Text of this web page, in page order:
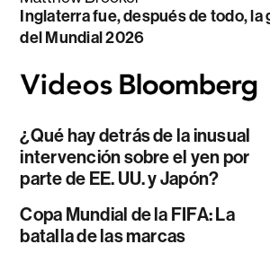
Inglaterra fue, después de todo, la
del Mundial 2026
¿Qué hay detrás de la inusual
intervención sobre el yen por
parte de EE. UU. y Japón?
Copa Mundial de la FIFA: La
batalla de las marcas